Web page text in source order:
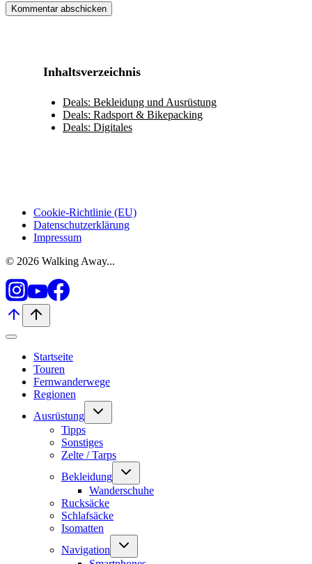
Inhaltsverzeichnis
Deals: Bekleidung und Ausrüstung
Deals: Radsport & Bikepacking
Deals: Digitales
Cookie-Richtlinie (EU)
Datenschutzerklärung
Impressum
© 2026 Walking Away...
Startseite
Touren
Fernwanderwege
Regionen
Ausrüstung
Untermenü
Tipps
Sonstiges
Zelte / Tarps
Bekleidung
Untermenü
Wanderschuhe
Rucksäcke
Schlafsäcke
Isomatten
Navigation
Untermenü